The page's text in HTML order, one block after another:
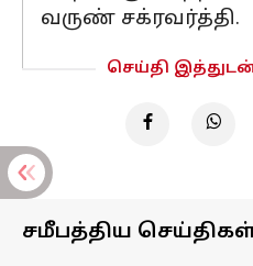
வருண் சக்ரவர்த்தி.
செய்தி
சமீபத்திய